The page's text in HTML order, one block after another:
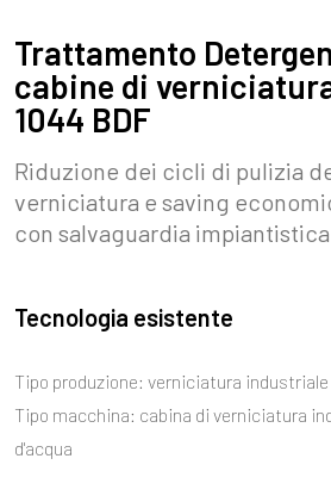
Trattamento
cabine di
1044 BDF
Riduzione dei cicli di pulizia
verniciatura e saving
con salvaguardia impiantistica
Tecnologia esistente
Tipo produzione: verniciatura industriale
Tipo macchina: cabina di verniciatura
d'acqua